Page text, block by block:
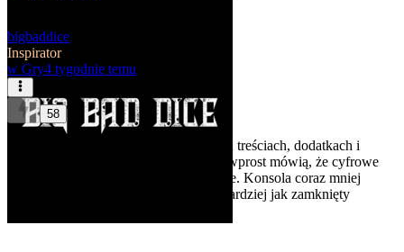
bigbaddice
Inspirator
w Gry4 tygodnie temu
58
Sony zarabia już głównie na cyfrowych treściach, dodatkach i
usługach, Xbox drożeje, a regulaminy wprost mówią, że cyfrowe
gry są licencjonowane, nie sprzedawane. Konsola coraz mniej
wygląda jak sprzęt do grania, a coraz bardziej jak zamknięty